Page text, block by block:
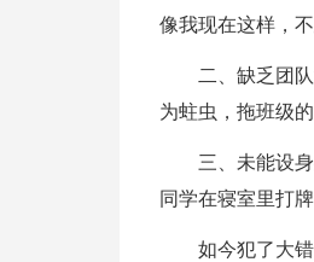
像我现在这样，
二、缺乏团
为蛀虫，拖班级
三、未能设
同学在寝室里打
如今犯了大